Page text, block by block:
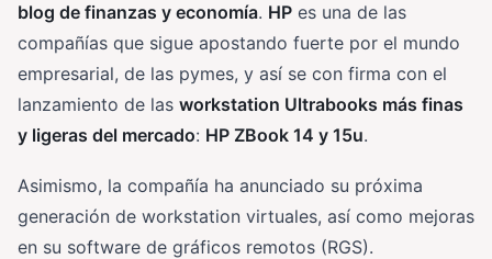
blog de finanzas y economía. HP es una de las
compañías que sigue apostando fuerte por el mundo
empresarial, de las pymes, y así se con firma con el
lanzamiento de las workstation Ultrabooks más finas
y ligeras del mercado: HP ZBook 14 y 15u.
Asimismo, la compañía ha anunciado su próxima
generación de workstation virtuales, así como mejoras
en su software de gráficos remotos (RGS).